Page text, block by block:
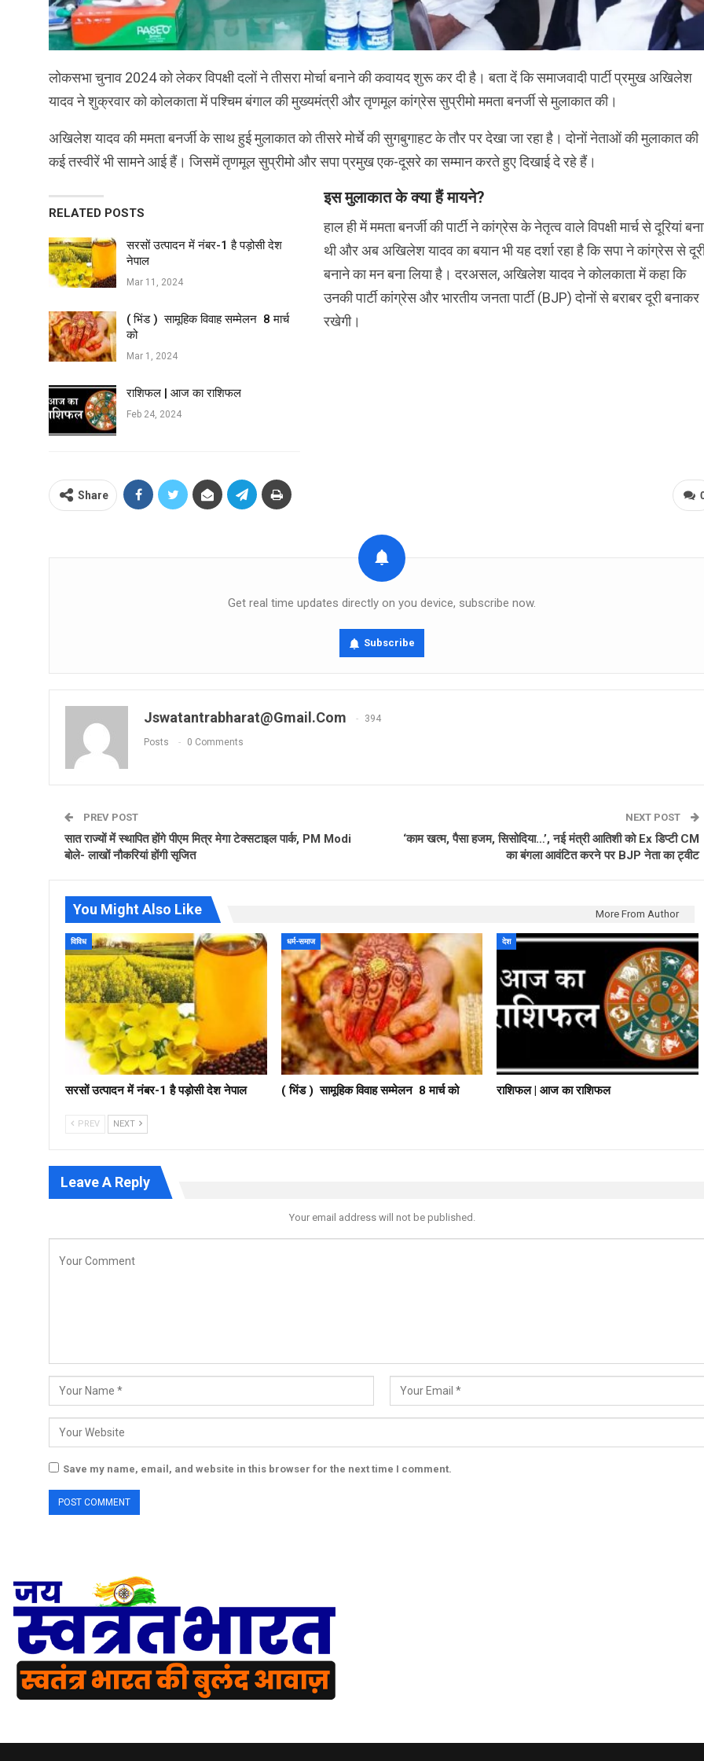
लोकसभा चुनाव 2024 को लेकर विपक्षी दलों ने तीसरा मोर्चा बनाने की कवायद शुरू कर दी है। बता दें कि समाजवादी पार्टी प्रमुख अखिलेश
यादव ने शुक्रवार को कोलकाता में पश्चिम बंगाल की मुख्यमंत्री और तृणमूल कांग्रेस सुप्रीमो ममता बनर्जी से मुलाकात की।
अखिलेश यादव की ममता बनर्जी के साथ हुई मुलाकात को तीसरे मोर्चे की सुगबुगाहट के तौर पर देखा जा रहा है। दोनों नेताओं की मुलाकात की
कई तस्वीरें भी सामने आई हैं। जिसमें तृणमूल सुप्रीमो और सपा प्रमुख एक-दूसरे का सम्मान करते हुए दिखाई दे रहे हैं।
RELATED POSTS
सरसों उत्‍पादन में नंबर-1 है पड़ोसी देश
नेपाल
Mar 11, 2024
( भिंड ) सामूहिक विवाह सम्मेलन 8 मार्च
को
Mar 1, 2024
राशिफल | आज का राशिफल
Feb 24, 2024
इस मुलाकात के क्या हैं मायने?
हाल ही में ममता बनर्जी की पार्टी ने कांग्रेस के नेतृत्व वाले विपक्षी मार्च से दूरियां
थी और अब अखिलेश यादव का बयान भी यह दर्शा रहा है कि सपा ने कांग्रेस से
बनाने का मन बना लिया है। दरअसल, अखिलेश यादव ने कोलकाता में कहा कि
उनकी पार्टी कांग्रेस और भारतीय जनता पार्टी (BJP) दोनों से बराबर दूरी बनाकर
रखेगी।
Share
Get real time updates directly on you device, subscribe now.
Subscribe
Jswatantrabharat@gmail.com 394
Posts 0 Comments
PREV POST
सात राज्यों में स्थापित होंगे पीएम मित्र मेगा टेक्सटाइल पार्क, PM Modi
बोले- लाखों नौकरियां होंगी सृजित
NEXT POST
‘काम खत्म, पैसा हजम, सिसोदिया…’, नई मंत्री आतिशी को Ex डिप्टी CM
का बंगला आवंटित करने पर BJP नेता का ट्वीट
You Might Also Like More From Author
विविध
सरसों उत्‍पादन में नंबर-1 है पड़ोसी देश नेपाल
धर्म-समाज
( भिंड ) सामूहिक विवाह सम्मेलन 8 मार्च को
देश
राशिफल | आज का राशिफल
PREV NEXT
Leave A Reply
Your email address will not be published.
Save my name, email, and website in this browser for the next time I comment.